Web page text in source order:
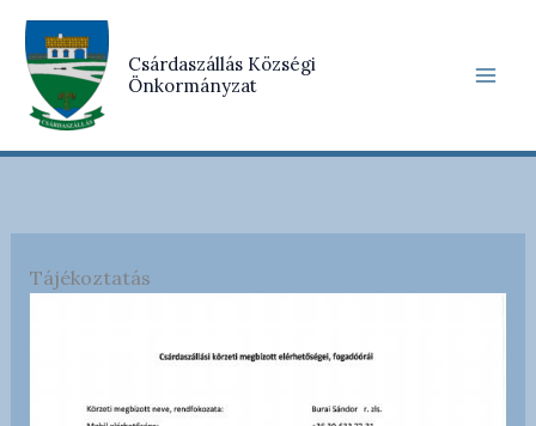
Skip
content
Csárdaszállás Községi
Önkormányzat
Tájékoztatás